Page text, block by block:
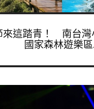
來這踏青！ 南台灣
國家森林遊樂